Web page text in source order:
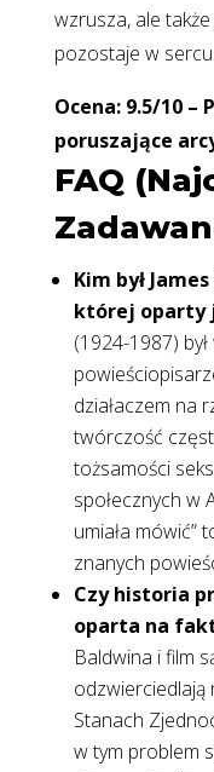
wzrusza, ale
pozostaje w sercu.
Ocena: 9.5/10 –
poruszające
FAQ
Kim był
której oparty
(1924-1987)
działaczem na
twórczość
tożsamości
społecznych w
umiała mówić”
znanych
Czy historia
oparta na
Baldwina i film
odzwierciedlają
Stanach
w tym problem